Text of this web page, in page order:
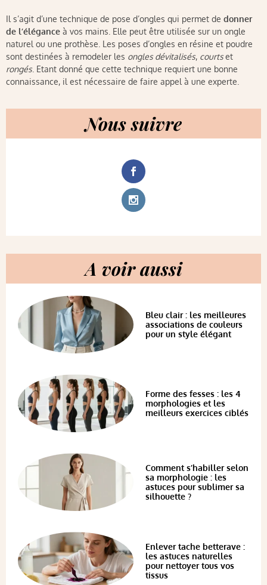
Il s’agit d’une technique de pose d’ongles qui permet de donner
de l’élégance à vos mains. Elle peut être utilisée sur un ongle
naturel ou une prothèse. Les poses d’ongles en résine et poudre
sont destinées à remodeler les ongles dévitalisés, courtset
rongés . Etant donné que cette technique requiert une bonne
connaissance, il est nécessaire de faire appel à une experte.
Nous suivre
A voir aussi
Bleu clair : les meilleures
associations de couleurs
pour un style élégant
Forme des fesses : les 4
morphologies et les
meilleurs exercices ciblés
Comment s’habiller selon
sa morphologie : les
astuces pour sublimer sa
silhouette ?
Enlever tache betterave :
les astuces naturelles
pour nettoyer tous vos
tissus